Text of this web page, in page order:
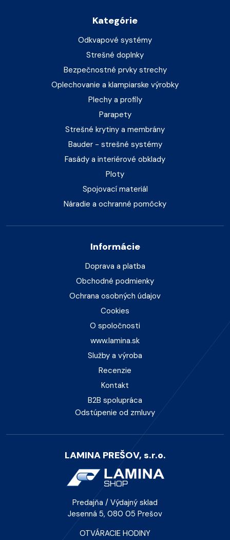
Kategórie
Odkvapové systémy
Strešné doplnky
Bezpečnostné prvky strechy
Oplechovanie a klampiarske výrobky
Plechy a profily
Parapety
Strešné krytiny a membrány
Bauder - strešné systémy
Fasády a interiérové obklady
Ploty
Spojovací materiál
Náradie a ochranné pomôcky
Informácie
Doprava a platba
Obchodné podmienky
Ochrana osobných údajov
Cookies
O spoločnosti
www.lamina.sk
Služby a výroba
Recenzie
Kontakt
B2B spolupráca
Odstúpenie od zmluvy
LAMINA PREŠOV, s.r.o.
Predajňa / Výdajný sklad
Jesenná 5, 080 05 Prešov
OTVÁRACIE HODINY